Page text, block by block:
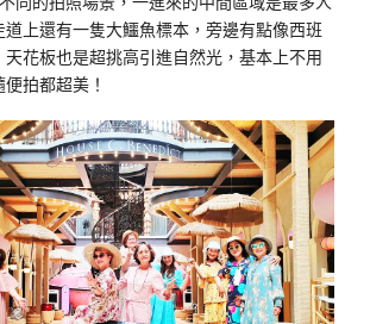
上還有一隻大鱷魚標本，旁邊有點像西班
天花板也是超挑高引進自然光，基本上不用
拍都超美！